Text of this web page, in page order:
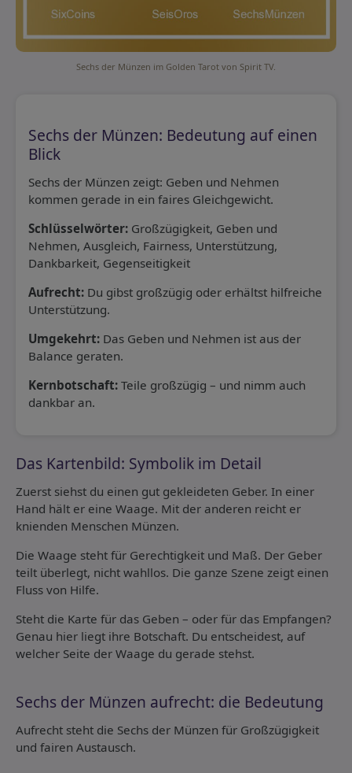
Sechs der Münzen im Golden Tarot von Spirit TV.
Sechs der Münzen: Bedeutung auf einen
Blick
Sechs der Münzen zeigt: Geben und Nehmen
kommen gerade in ein faires Gleichgewicht.
Schlüsselwörter: Großzügigkeit, Geben und
Nehmen, Ausgleich, Fairness, Unterstützung,
Dankbarkeit, Gegenseitigkeit
Aufrecht: Du gibst großzügig oder erhältst hilfreiche
Unterstützung.
Umgekehrt: Das Geben und Nehmen ist aus der
Balance geraten.
Kernbotschaft: Teile großzügig – und nimm auch
dankbar an.
Das Kartenbild: Symbolik im Detail
Zuerst siehst du einen gut gekleideten Geber. In einer
Hand hält er eine Waage. Mit der anderen reicht er
knienden Menschen Münzen.
Die Waage steht für Gerechtigkeit und Maß. Der Geber
teilt überlegt, nicht wahllos. Die ganze Szene zeigt einen
Fluss von Hilfe.
Steht die Karte für das Geben – oder für das Empfangen?
Genau hier liegt ihre Botschaft. Du entscheidest, auf
welcher Seite der Waage du gerade stehst.
Sechs der Münzen aufrecht: die Bedeutung
Aufrecht steht die Sechs der Münzen für Großzügigkeit
und fairen Austausch.